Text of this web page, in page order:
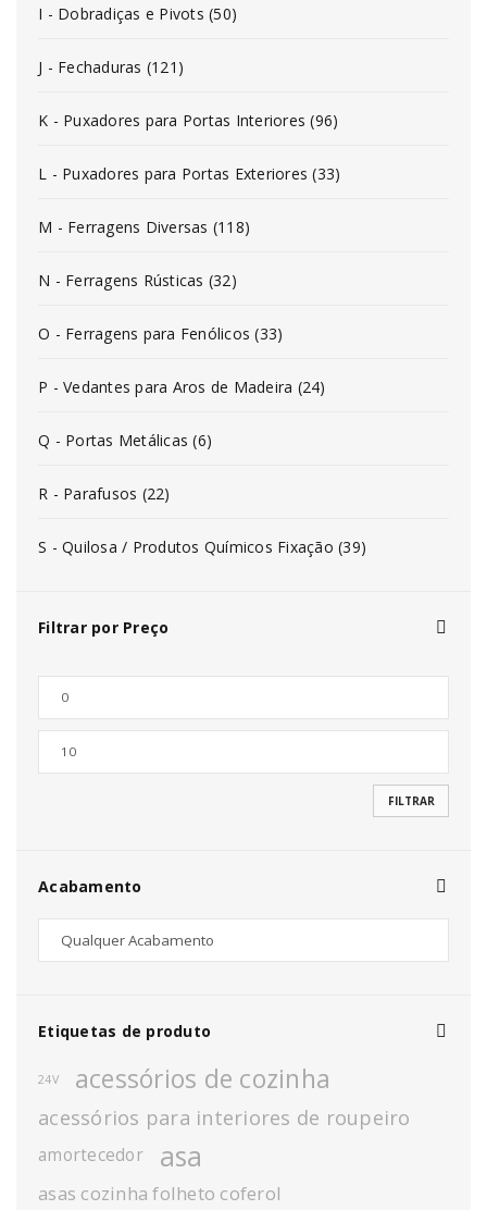
I - Dobradiças e Pivots (50)
J - Fechaduras (121)
K - Puxadores para Portas Interiores (96)
L - Puxadores para Portas Exteriores (33)
M - Ferragens Diversas (118)
N - Ferragens Rústicas (32)
O - Ferragens para Fenólicos (33)
P - Vedantes para Aros de Madeira (24)
Q - Portas Metálicas (6)
R - Parafusos (22)
S - Quilosa / Produtos Químicos Fixação (39)
Filtrar por Preço
FILTRAR
Acabamento
Etiquetas de produto
24V acessórios de cozinha
acessórios para interiores de roupeiro
amortecedor asa
asas cozinha folheto coferol